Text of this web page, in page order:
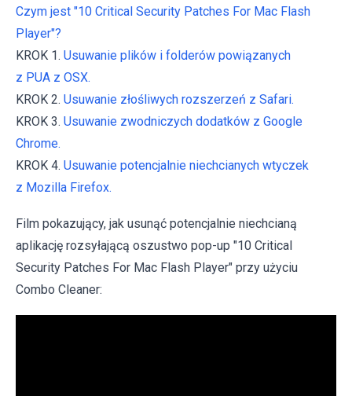
Czym jest "10 Critical Security Patches For Mac Flash
Player"?
KROK 1. Usuwanie plików i folderów powiązanych
z PUA z OSX.
KROK 2. Usuwanie złośliwych rozszerzeń z Safari.
KROK 3. Usuwanie zwodniczych dodatków z Google
Chrome.
KROK 4. Usuwanie potencjalnie niechcianych wtyczek
z Mozilla Firefox.
Film pokazujący, jak usunąć potencjalnie niechcianą
aplikację rozsyłającą oszustwo pop-up "10 Critical
Security Patches For Mac Flash Player" przy użyciu
Combo Cleaner: